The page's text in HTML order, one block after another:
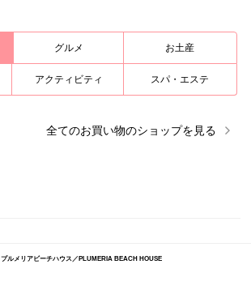
グルメ お土産
アクティビティ スパ・エステ
全てのお買い物のショップを見る
プルメリアビーチハウス／PLUMERIA BEACH HOUSE